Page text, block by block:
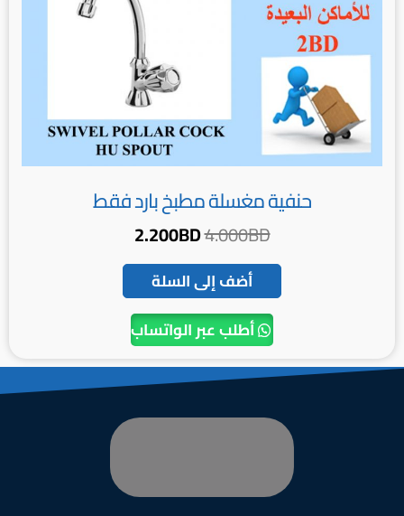
حنفية مغسلة مطبخ بارد فقط
4.000BD
2.200BD
أضف إلى السلة
أطلب عبر الواتساب